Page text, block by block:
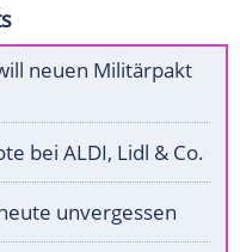
neuen Militärpakt
bei ALDI, Lidl & Co.
unvergessen